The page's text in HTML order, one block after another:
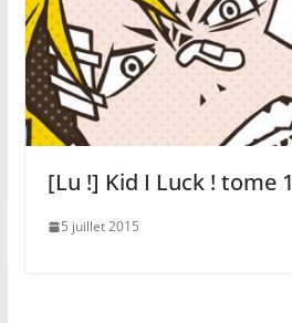
[Lu !] Kid I Luck ! tome 1
5 juillet 2015